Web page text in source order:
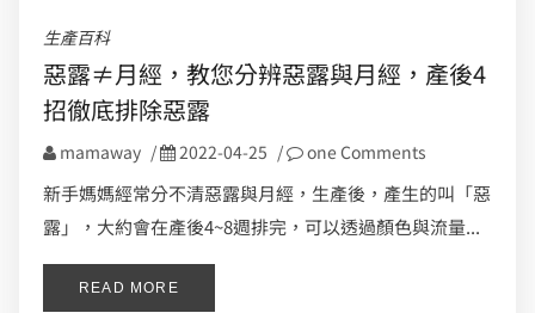
生產百科
惡露≠月經，教您分辨惡露與月經，產後4
招徹底排除惡露
mamaway / 2022-04-25 / one Comments
新手媽媽經常分不清惡露與月經，生產後，產生的叫「惡
露」，大約會在產後4~8週排完，可以透過顏色與流量...
READ MORE